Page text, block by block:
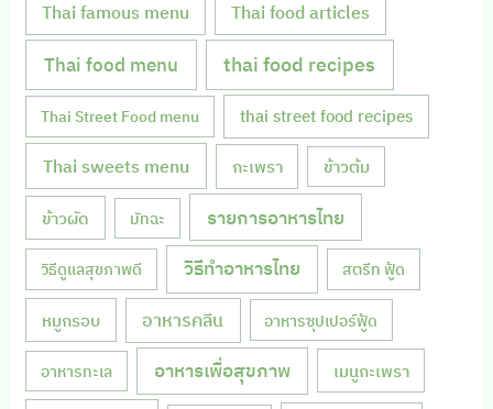
Thai famous menu Thai food articles
Thai food menu thai food recipes
Thai Street Food menu thai street food recipes
Thai sweets menu กะเพรา ข้าวต้ม
ข้าวผัด มัทฉะ รายการอาหารไทย
วิธีดูแลสุขภาพดี วิธีทำอาหารไทย สตรีท ฟู้ด
หมูกรอบ อาหารคลีน อาหารซุปเปอร์ฟู้ด
อาหารทะเล อาหารเพื่อสุขภาพ เมนูกะเพรา